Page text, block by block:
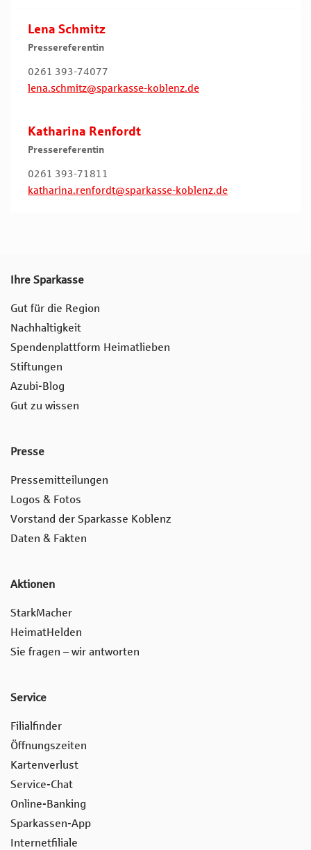
Lena Schmitz
Pressereferentin
0261 393-74077
lena.schmitz@sparkasse-koblenz.de
Katharina Renfordt
Pressereferentin
0261 393-71811
katharina.renfordt@sparkasse-koblenz.de
Ihre Sparkasse
Gut für die Region
Nachhaltigkeit
Spendenplattform Heimatlieben
Stiftungen
Azubi-Blog
Gut zu wissen
Presse
Pressemitteilungen
Logos & Fotos
Vorstand der Sparkasse Koblenz
Daten & Fakten
Aktionen
StarkMacher
HeimatHelden
Sie fragen – wir antworten
Service
Filialfinder
Öffnungszeiten
Kartenverlust
Service-Chat
Online-Banking
Sparkassen-App
Internetfiliale